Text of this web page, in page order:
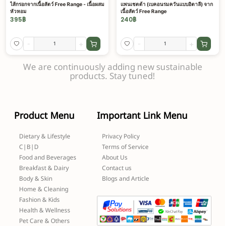
ไส้กรอกจากเนื้อสัตว์ Free Range - เนื้อผสม
หัวหอม
395฿
- +
แพนเชตต้า (เบคอนรมควันแบบอิตาลี) จาก
เนื้อสัตว์ Free Range
240฿
- +
We are continuously adding new sustainable
products. Stay tuned!
Product Menu
Dietary & Lifestyle
C|B|D
Food and Beverages
Breakfast & Dairy
Body & Skin
Home & Cleaning
Fashion & Kids
Health & Wellness
Pet Care & Others
Important Link Menu
Privacy Policy
Terms of Service
About Us
Contact us
Blogs and Article